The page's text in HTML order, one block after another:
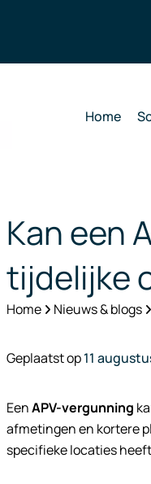
Home
Kan een
tijdelijke
Home Nieuws & blogs
Geplaatst op11
EenAPV-vergunning
afmetingen en kortere
specifieke locaties